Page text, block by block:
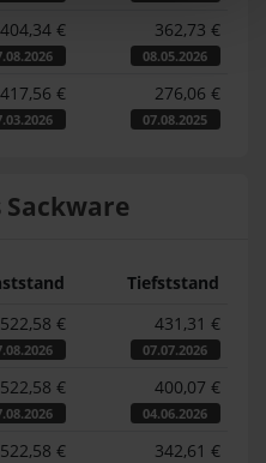
404,34 € 362,73 €
08.05.2026
417,56 € 276,06 €
07.08.2025
Sackware
Tiefststand
522,58 € 431,31 €
07.07.2026
522,58 € 400,07 €
04.06.2026
522,58 € 342,61 €